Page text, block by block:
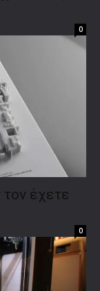
0
έχετε
0